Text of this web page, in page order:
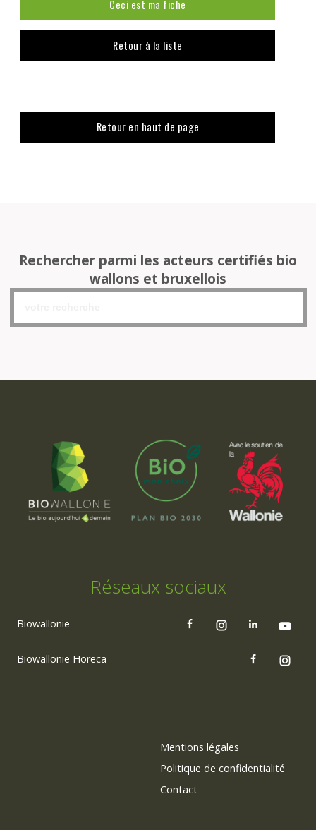
Ceci est ma fiche
Retour à la liste
Retour en haut de page
Rechercher parmi les acteurs certifiés bio
wallons et bruxellois
Réseaux sociaux
Biowallonie
Biowallonie Horeca
Mentions légales
Politique de confidentialité
Contact